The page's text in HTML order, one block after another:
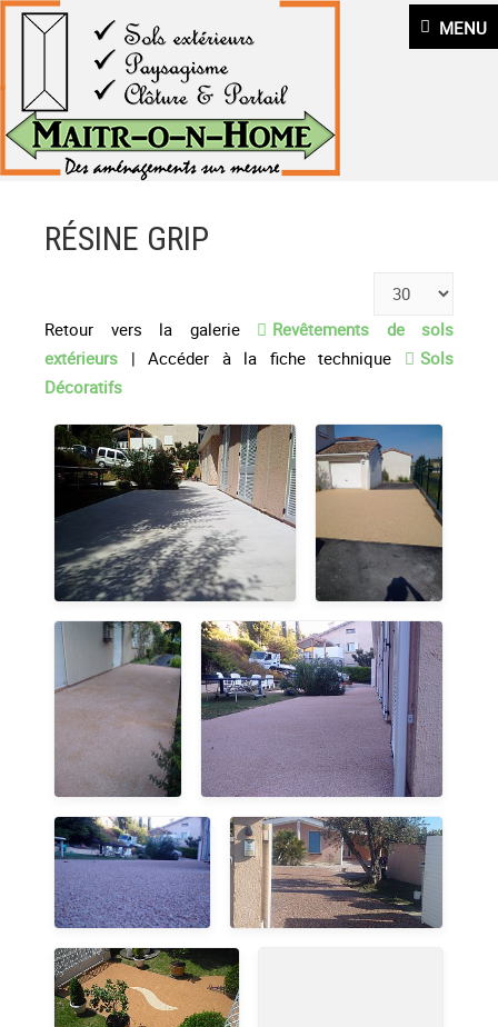
MENU
RÉSINE GRIP
Retour vers la galerie
Revêtements de sols
extérieurs | Accéder à la fiche technique
Sols
Décoratifs